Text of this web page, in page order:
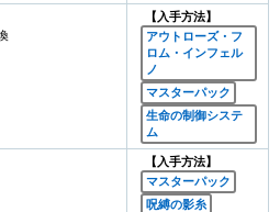
【入手方法】
アウトローズ・フ
ロム・インフェル
ノ
マスターパック
生命の制御システ
ム
【入手方法】
マスターパック
呪縛の影糸